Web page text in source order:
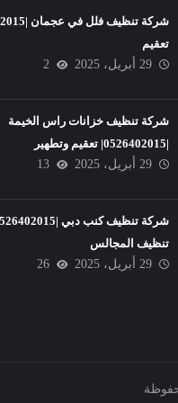
تعقيم
29 أبريل، 2025
2
شركة تنظيف خزانات راس الخيمة
|0526402015| تعقيم وتطهير
29 أبريل، 2025
13
تنظيف المجالس
29 أبريل، 2025
26